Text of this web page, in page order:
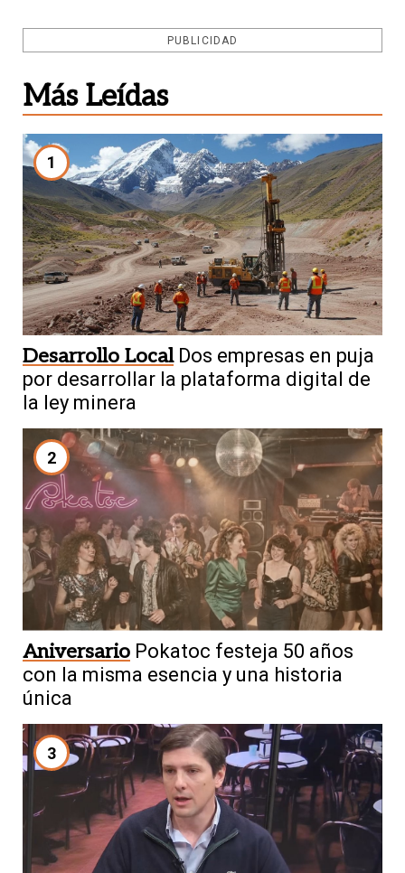
PUBLICIDAD
Más Leídas
1
Desarrollo Local Dos empresas en puja
por desarrollar la plataforma digital de
la ley minera
2
Aniversario Pokatoc festeja 50 años
con la misma esencia y una historia
única
3